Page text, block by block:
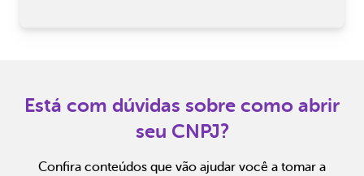
Está com dúvidas sobre como abrir
seu CNPJ?
Confira conteúdos que vão ajudar você a tomar a